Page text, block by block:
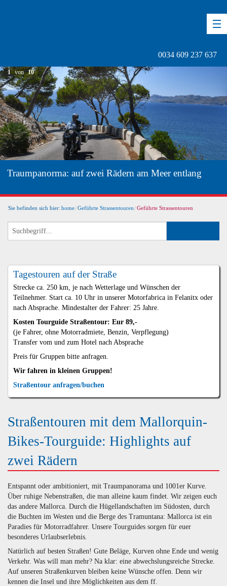
0034 609 237 637
Traumpanorma: auf zwei Rädern am Meer entlang
1 von 10
Sie befinden sich hier: home Geführte Strassentouren Geführte Strassentouren
Tagestouren auf der Straße
Strecke ca. 250 km, je nach Wetterlage und Wünschen der
Teilnehmer. Start ca. 10 Uhr in unserer Motorfabrica in Felanitx oder
nach Absprache. Mindestalter der Fahrer: 25 Jahre.
Kosten Tourguide Straßentour: Eur 89,-
(je Fahrer, ohne Motorradmiete, Benzin, Verpflegung)
Transfer vom und zum Hotel nach Absprache
Preis für Gruppen bitte anfragen.
Wir fahren in kleinen Gruppen!
Straßentour anfragen/buchen
Straßentouren mit dem Mallorquin-
Bikes-Tourguide: Highlights auf
zwei Rädern
Entspannt oder ambitioniert, mit Traumpanorama und 1001er Kurve.
Über ruhige Nebenstraßen, die man alleine kaum findet. Wir zeigen euch
das andere Mallorca. Durch die Hügellandschaften im Südosten, durch
die Buchten im Westen und die Berge des Tramuntana: Mallorca ist ein
Paradies für Motorradfahrer. Unsere Tourguides sorgen für euer
besonderes Urlaubserlebnis.
Natürlich auf besten Straßen! Gute Beläge, Kurven ohne Ende und wenig
Verkehr. Was will man mehr? Na klar: eine abwechslungsreiche Strecke.
Auf unseren Straßenkurven bleiben keine Wünsche offen. Denn wir
kennen die Insel und ihre Möglichkeiten aus dem ff.